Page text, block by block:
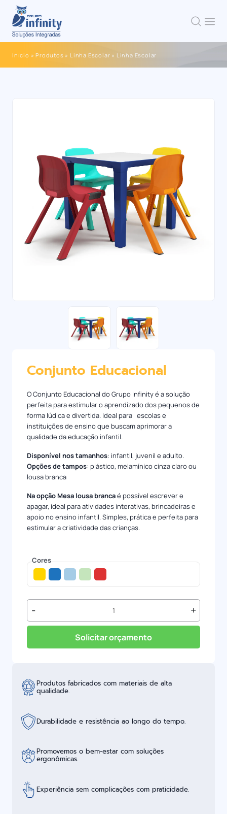
Início »Produtos » Linha Escolar » Linha Escolar
Conjunto Educacional
O Conjunto Educacional do Grupo Infinity é a solução
perfeita para estimular o aprendizado dos pequenos de
forma lúdica e divertida. Ideal para escolas e
instituições de ensino que buscam aprimorar a
qualidade da educação infantil.
Disponível nos tamanhos: infantil, juvenil e adulto.
Opções de tampos: plástico, melamínico cinza claro ou
lousa branca
Na opção Mesa lousa brancaé possível escrever e
apagar, ideal para atividades interativas, brincadeiras e
apoio no ensino infantil. Simples, prática e perfeita para
estimular a criatividade das crianças.
Cores
Conjunto
Educacional
quantidade
- +
Solicitar orçamento
Produtos fabricados com materiais de alta
qualidade.
Durabilidade e resistência ao longo do tempo.
Promovemos o bem-estar com soluções
ergonômicas.
Experiência sem complicações com praticidade.